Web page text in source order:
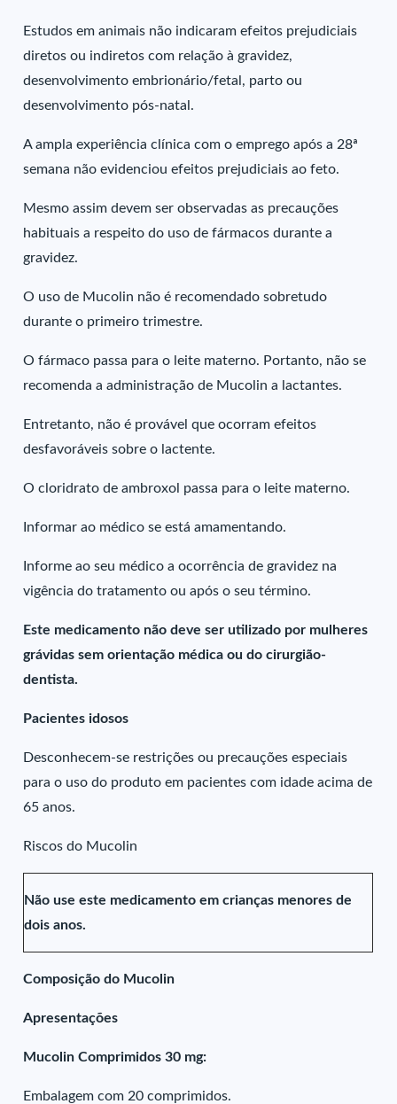
Estudos em animais não indicaram efeitos prejudiciais
diretos ou indiretos com relação à gravidez,
desenvolvimento embrionário/fetal, parto ou
desenvolvimento pós-natal.
A ampla experiência clínica com o emprego após a 28ª
semana não evidenciou efeitos prejudiciais ao feto.
Mesmo assim devem ser observadas as precauções
habituais a respeito do uso de fármacos durante a
gravidez.
O uso de Mucolin não é recomendado sobretudo
durante o primeiro trimestre.
O fármaco passa para o leite materno. Portanto, não se
recomenda a administração de Mucolin a lactantes.
Entretanto, não é provável que ocorram efeitos
desfavoráveis sobre o lactente.
O cloridrato de ambroxol passa para o leite materno.
Informar ao médico se está amamentando.
Informe ao seu médico a ocorrência de gravidez na
vigência do tratamento ou após o seu término.
Este medicamento não deve ser utilizado por mulheres
grávidas sem orientação médica ou do cirurgião-
dentista.
Pacientes idosos
Desconhecem-se restrições ou precauções especiais
para o uso do produto em pacientes com idade acima de
65 anos.
Riscos do Mucolin
Não use este medicamento em crianças menores de
dois anos.
Composição do Mucolin
Apresentações
Mucolin Comprimidos 30 mg:
Embalagem com 20 comprimidos.